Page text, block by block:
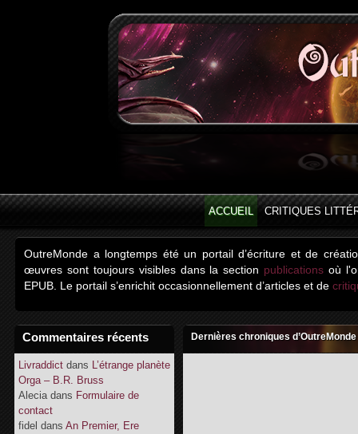
ACCUEIL CRITIQUES
Dernières chroniques d’OutreMonde
Commentaires récents
Livraddict dans L’étrange planète
Orga – B.R. Bruss
Aleciadans Formulaire de
contact
fidel dans An Premier, Ere
OutreMonde a longtemps été un portail d’écriture et de
œuvres sont toujours visibles dans la section publications où
EPUB. Le portail s’enrichit occasionnellement d’articles et de